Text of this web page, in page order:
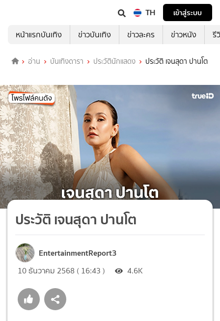
TH
เข้าสู่ระบบ
หน้าแรกบันเทิง
ข่าวบันเทิง ข่าวละคร ข่าวหนัง รี
อ่าน บันเทิงดารา ประวัตินักแสดง ประวัติ เจนสุดา ปานโต
ประวัติ เจนสุดา ปานโต
EntertainmentReport3
10 ธันวาคม 2568 ( 16:43 ) 4.6K